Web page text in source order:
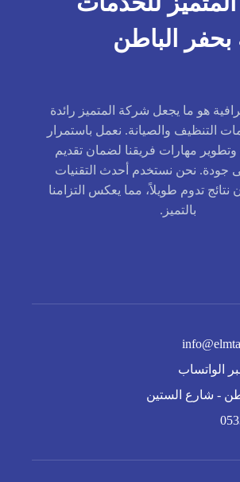
هو ما يجعل شركة المتميز رائدة
التنظيف والصيانة. نعمل باستمرار
مهارات فريقنا لضمان تقديم
جودة. نحن نستخدم أحدث التقنيات
نتائج تدوم طويلاً، مما يعكس التزامنا
بالتميز.
الواتساب
- شارع الستين